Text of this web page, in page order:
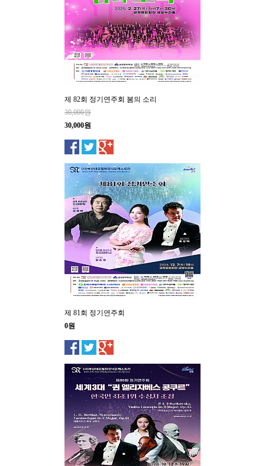
제 82회 정기연주회 봄의 소리
30,000원
30,000원
제 81회 정기연주회
0원